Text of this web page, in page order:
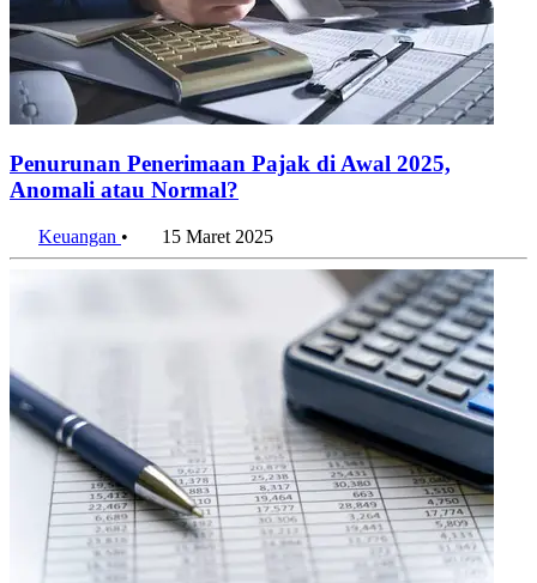
Penurunan Penerimaan Pajak di Awal 2025,
Anomali atau Normal?
Keuangan • 15 Maret 2025